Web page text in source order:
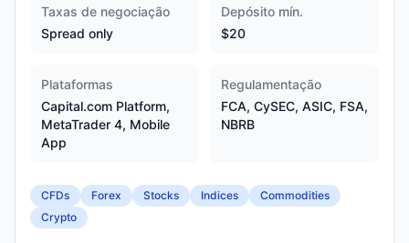
Taxas de negociação
Spread only
Depósito mín.
$20
Plataformas
Capital.com Platform,
MetaTrader 4, Mobile
App
Regulamentação
FCA, CySEC, ASIC, FSA,
NBRB
CFDs Forex Stocks Indices
Commodities
Crypto